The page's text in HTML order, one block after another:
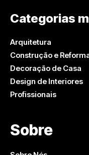
Categorias
Arquitetura
Construção e
Decoração de Casa
Design de Interiores
Profissionais
Sobre